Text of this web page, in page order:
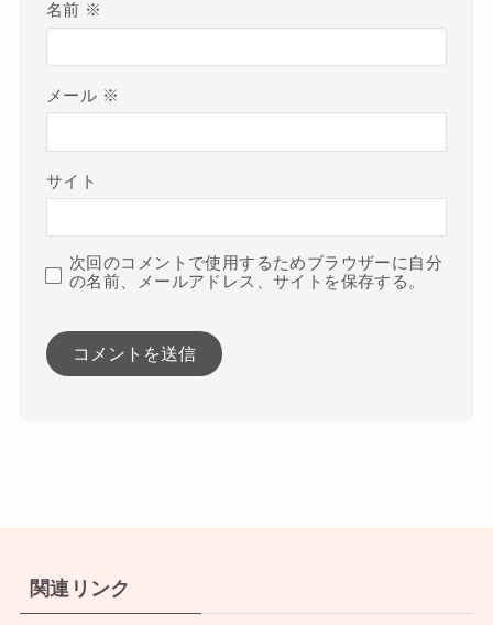
名前 ※
メール ※
サイト
次回のコメントで使用するためブラウザーに自分
の名前、メールアドレス、サイトを保存する。
関連リンク